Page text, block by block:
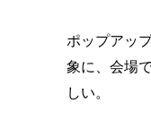
ポップアッ
象に、会場
しい。